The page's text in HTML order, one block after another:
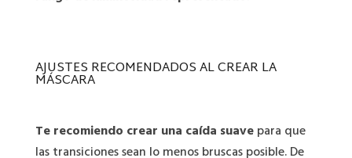
AJUSTES RECOMENDADOS AL CREAR LA
MÁSCARA
Te recomiendo crear una caída suavepara que
las transiciones sean lo menos bruscas posible. De